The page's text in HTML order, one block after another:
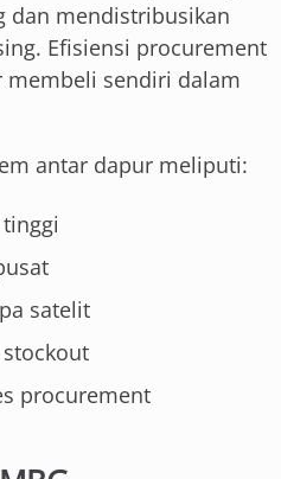
dan mendistribusikan
Efisiensi procurement
membeli sendiri dalam
antar dapur meliputi:
satelit
procurement